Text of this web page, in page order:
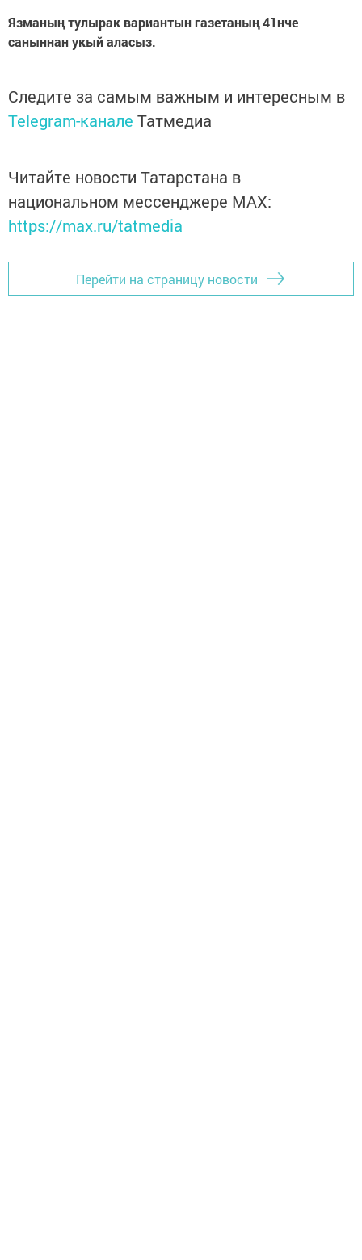
Язманың тулырак вариантын газетаның 41нче
саныннан укый аласыз.
Следите за самым важным и интересным в
Telegram-канале Татмедиа
Читайте новости Татарстана в
национальном мессенджере MАХ:
https://max.ru/tatmedia
Перейти на страницу новости